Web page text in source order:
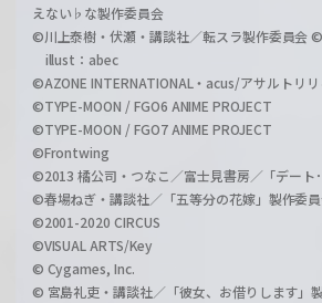
えない♭な製作委員会
©川上泰樹・伏瀬・講談社／転スラ製作委員会
illust：abec
©AZONE INTERNATIONAL・acus/アサルトリ
©TYPE-MOON / FGO6 ANIME PROJECT
©TYPE-MOON / FGO7 ANIME PROJECT
©Frontwing
©2013 橘公司・つなこ／富士見書房／「デート
©春場ねぎ・講談社／「五等分の花嫁」製作委員
©2001-2020 CIRCUS
©VISUAL ARTS/Key
© Cygames, Inc.
© 宮島礼吏・講談社／「彼女、お借りします」